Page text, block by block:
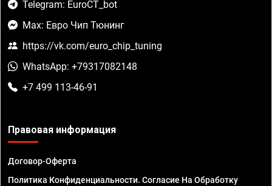
Telegram: EuroCT_bot
Max: Евро Чип Тюнинг
https://vk.com/euro_chip_tuning
WhatsApp: +79317082148
+7 499 113-46-91
Правовая информация
Договор-Оферта
Политика Конфиденциальности. Согласие На Обработку